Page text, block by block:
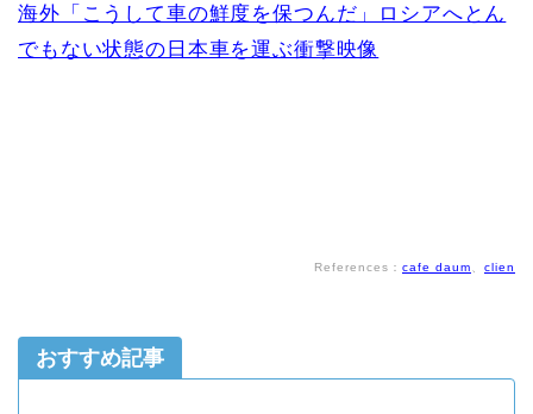
海外「こうして車の鮮度を保つんだ」ロシアへとん
でもない状態の日本車を運ぶ衝撃映像
References： cafe daum clien
おすすめ記事